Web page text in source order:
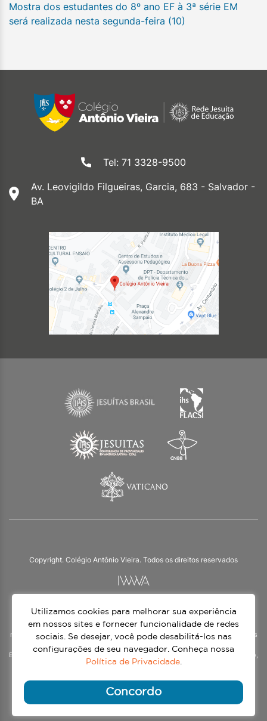
Mostra dos estudantes do 8º ano EF à 3ª série EM
será realizada nesta segunda-feira (10)
Tel: 71 3328-9500
Av. Leovigildo Filgueiras, Garcia, 683 - Salvador -
BA
Copyright. Colégio Antônio Vieira. Todos os direitos reservados
O Colégio Antônio Vieira integra a Rede Jesuíta de Educação, tendo as suas
práticas impulsionadas pelos valores da espiritualidade inaciana – marca da
nossa identidade e das aproximadamente 1500 unidades de ensino, espalhadas
em mais de 60 países. Atendemos a alunos da Educação Infantil à 3ª série do
Ensino Médio, nos turnos matutino e vespertino, além do Ensino Médio Noturno,
voltado para Jovens.
Continue lendo
Utilizamos cookies para melhorar sua experiência
em nossos sites e fornecer funcionalidade de redes
sociais. Se desejar, você pode desabilitá-los nas
configurações de seu navegador. Conheça nossa
Política de Privacidade.
Concordo